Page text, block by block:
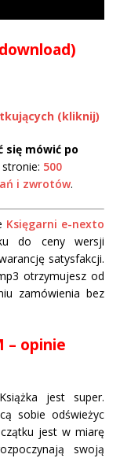
(kliknij)
się mówić po
500
i zwrotów.
Księgarni e-nexto
do ceny wersji
satysfakcji.
otrzymujesz od
zamówienia bez
– opinie
jest super.
sobie odświeżyc
jest w miarę
swoją